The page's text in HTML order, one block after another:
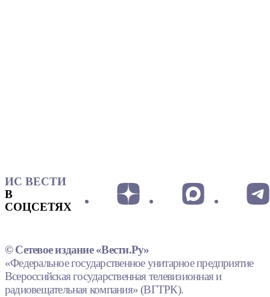
ИС ВЕСТИ
В
СОЦСЕТЯХ
© Сетевое издание «Вести.Ру»
«Федеральное государственное унитарное предприятие
Всероссийская государственная телевизионная и
радиовещательная компания» (ВГТРК).